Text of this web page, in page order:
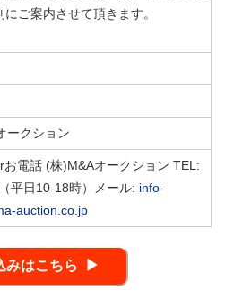
ご案内させて頂きます。
ークション
電話 (株)M&Aオークション TEL:
平日10-18時）メール: info-
auction.co.jp